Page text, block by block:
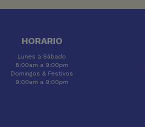
HORARIO
Lunes a Sábado
8:00am a 9:00pm
Domingos & Festivos
9:00am a 9:00pm